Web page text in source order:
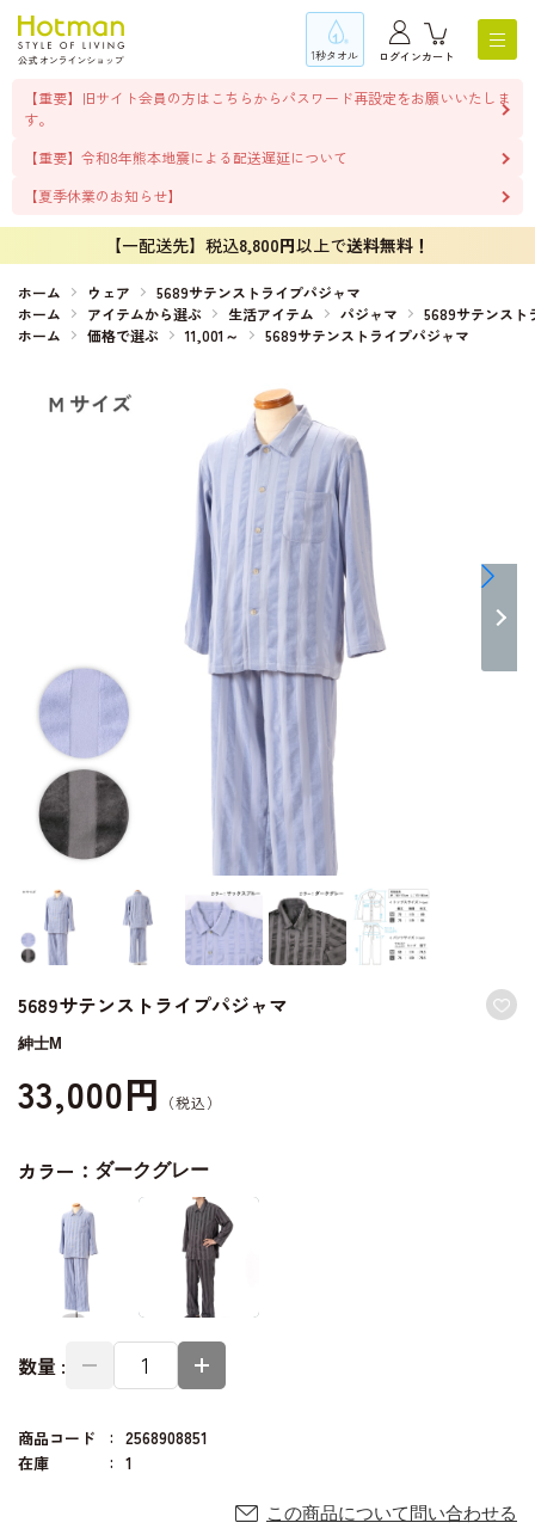
1秒タオル ログインカート
【重要】旧サイト会員の方はこちらからパスワード再設定をお願いいたしま
す。
【重要】令和8年熊本地震による配送遅延について
【夏季休業のお知らせ】
【一配送先】税込8,800円以上で送料無料！
ホーム ウェア
5689サテンストライプパジャマ
ホーム
アイテムから選ぶ 生活アイテム パジャマ
5689サテンスト
ホーム
価格で選ぶ 11,001～ 5689サテンストライプパジャマ
5689サテンストライプパジャマ
紳士M
33,000円
カラー： ダークグレー
数量 :
商品コード
2568908851
在庫
1
この商品について問い合わせる